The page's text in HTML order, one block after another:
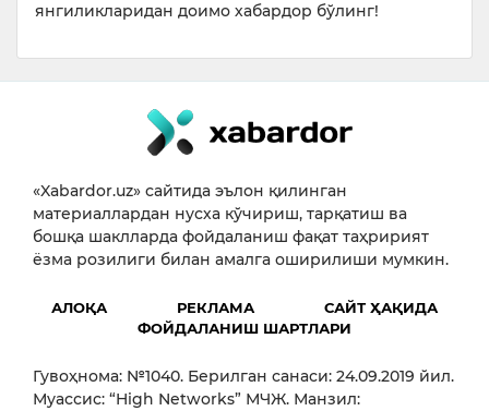
янгиликларидан доимо хабардор бўлинг!
«Xabardor.uz» сайтида эълон қилинган
материаллардан нусха кўчириш, тарқатиш ва
бошқа шаклларда фойдаланиш фақат таҳририят
ёзма розилиги билан амалга оширилиши мумкин.
АЛОҚА РЕКЛАМА
САЙТ ҲАҚИДА
ФОЙДАЛАНИШ ШАРТЛАРИ
Гувоҳнома: №1040. Берилган санаси: 24.09.2019 йил.
Муассис: “High Networks” МЧЖ. Манзил: